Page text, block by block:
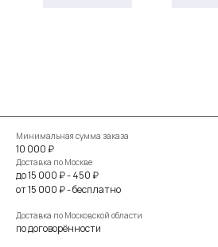
Минимальная сумма заказа
10 000 ₽
Доставка по Москве
до 15 000 ₽ - 450 ₽
от 15 000 ₽ - бесплатно
Доставка по Московской области
по договорённости